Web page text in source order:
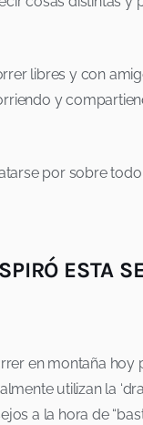
libres y con
y
por sobre
ESTA
en montaña
utilizan la
a la hora de